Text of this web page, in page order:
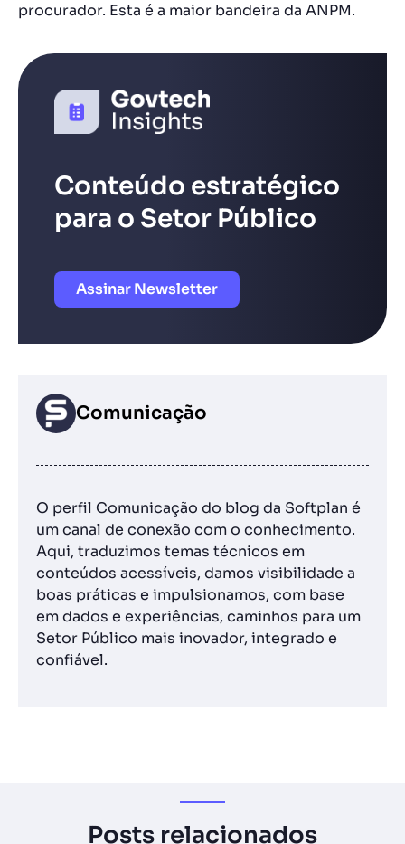
procurador. Esta é a maior bandeira da ANPM.
Conteúdo estratégico
para o Setor Público
Assinar Newsletter
Comunicação
O perfil Comunicação do blog da Softplan é
um canal de conexão com o conhecimento.
Aqui, traduzimos temas técnicos em
conteúdos acessíveis, damos visibilidade a
boas práticas e impulsionamos, com base
em dados e experiências, caminhos para um
Setor Público mais inovador, integrado e
confiável.
Posts relacionados